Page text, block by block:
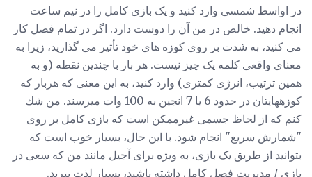
در اواسط شمسی وارد کنید و یک بازی کامل را در نیم ساعت
انجام دهید. خالص در من آن را دوست دارد. اگر در تمام فصل کار
می کنید، به شدت بر روی کوزه های خود تأثیر می گذارید، زیرا به
معنای واقعی کلمه یک چیز نیست. هر بار با چندین نقطه (و به
همین ترتیب، انرژی کمتری) وارد کنید، به این معنی که هربار که
کوزههایتان در حدود 6 یا 7 انجین به 100 وات میرسند. من شك
كنم كه از لحاظ جسمی غیرممكن است كه بازی كامل بر روی
"شمارش سریع" انجام شود. با این حال، بسیار خوب است که
بتوانید از طریق یک بازی، به ویژه برای آجیل مانند من که سعی در
بازی / مدیریت فصل کامل داشته باشید، بسیار لذت ببرید.